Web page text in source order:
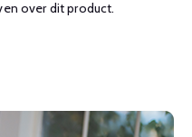
over dit product.